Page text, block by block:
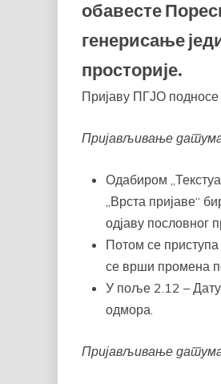
обавесте
генерисање
просторије.
Пријаву ПГЈО подносе
Пријављивање
Одабиром
„Врста пријаве“
одјаву пословног
Потом се
се врши промена
У поље 2.12 –
одмора.
Пријављивање